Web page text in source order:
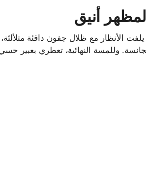
لمظهر أنيق
الأنظار مع ظلال جفون دافئة متلألئة،
وللمسة النهائية، تعطري بعبير